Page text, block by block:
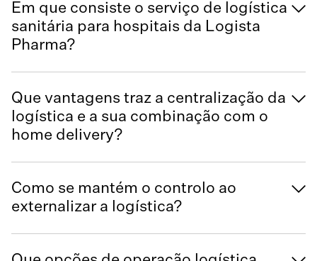
Em que consiste o serviço de logística
sanitária para hospitais da Logista
Pharma?
Que vantagens traz a centralização da
logística e a sua combinação com o
home delivery?
Como se mantém o controlo ao
externalizar a logística?